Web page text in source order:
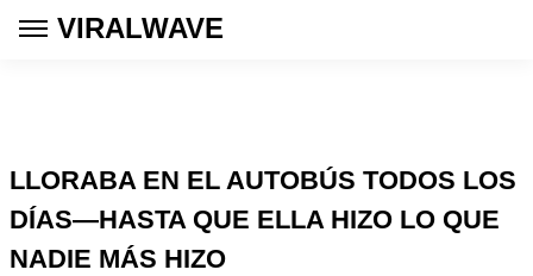
VIRALWAVE
LLORABA EN EL AUTOBÚS TODOS LOS
DÍAS—HASTA QUE ELLA HIZO LO QUE
NADIE MÁS HIZO